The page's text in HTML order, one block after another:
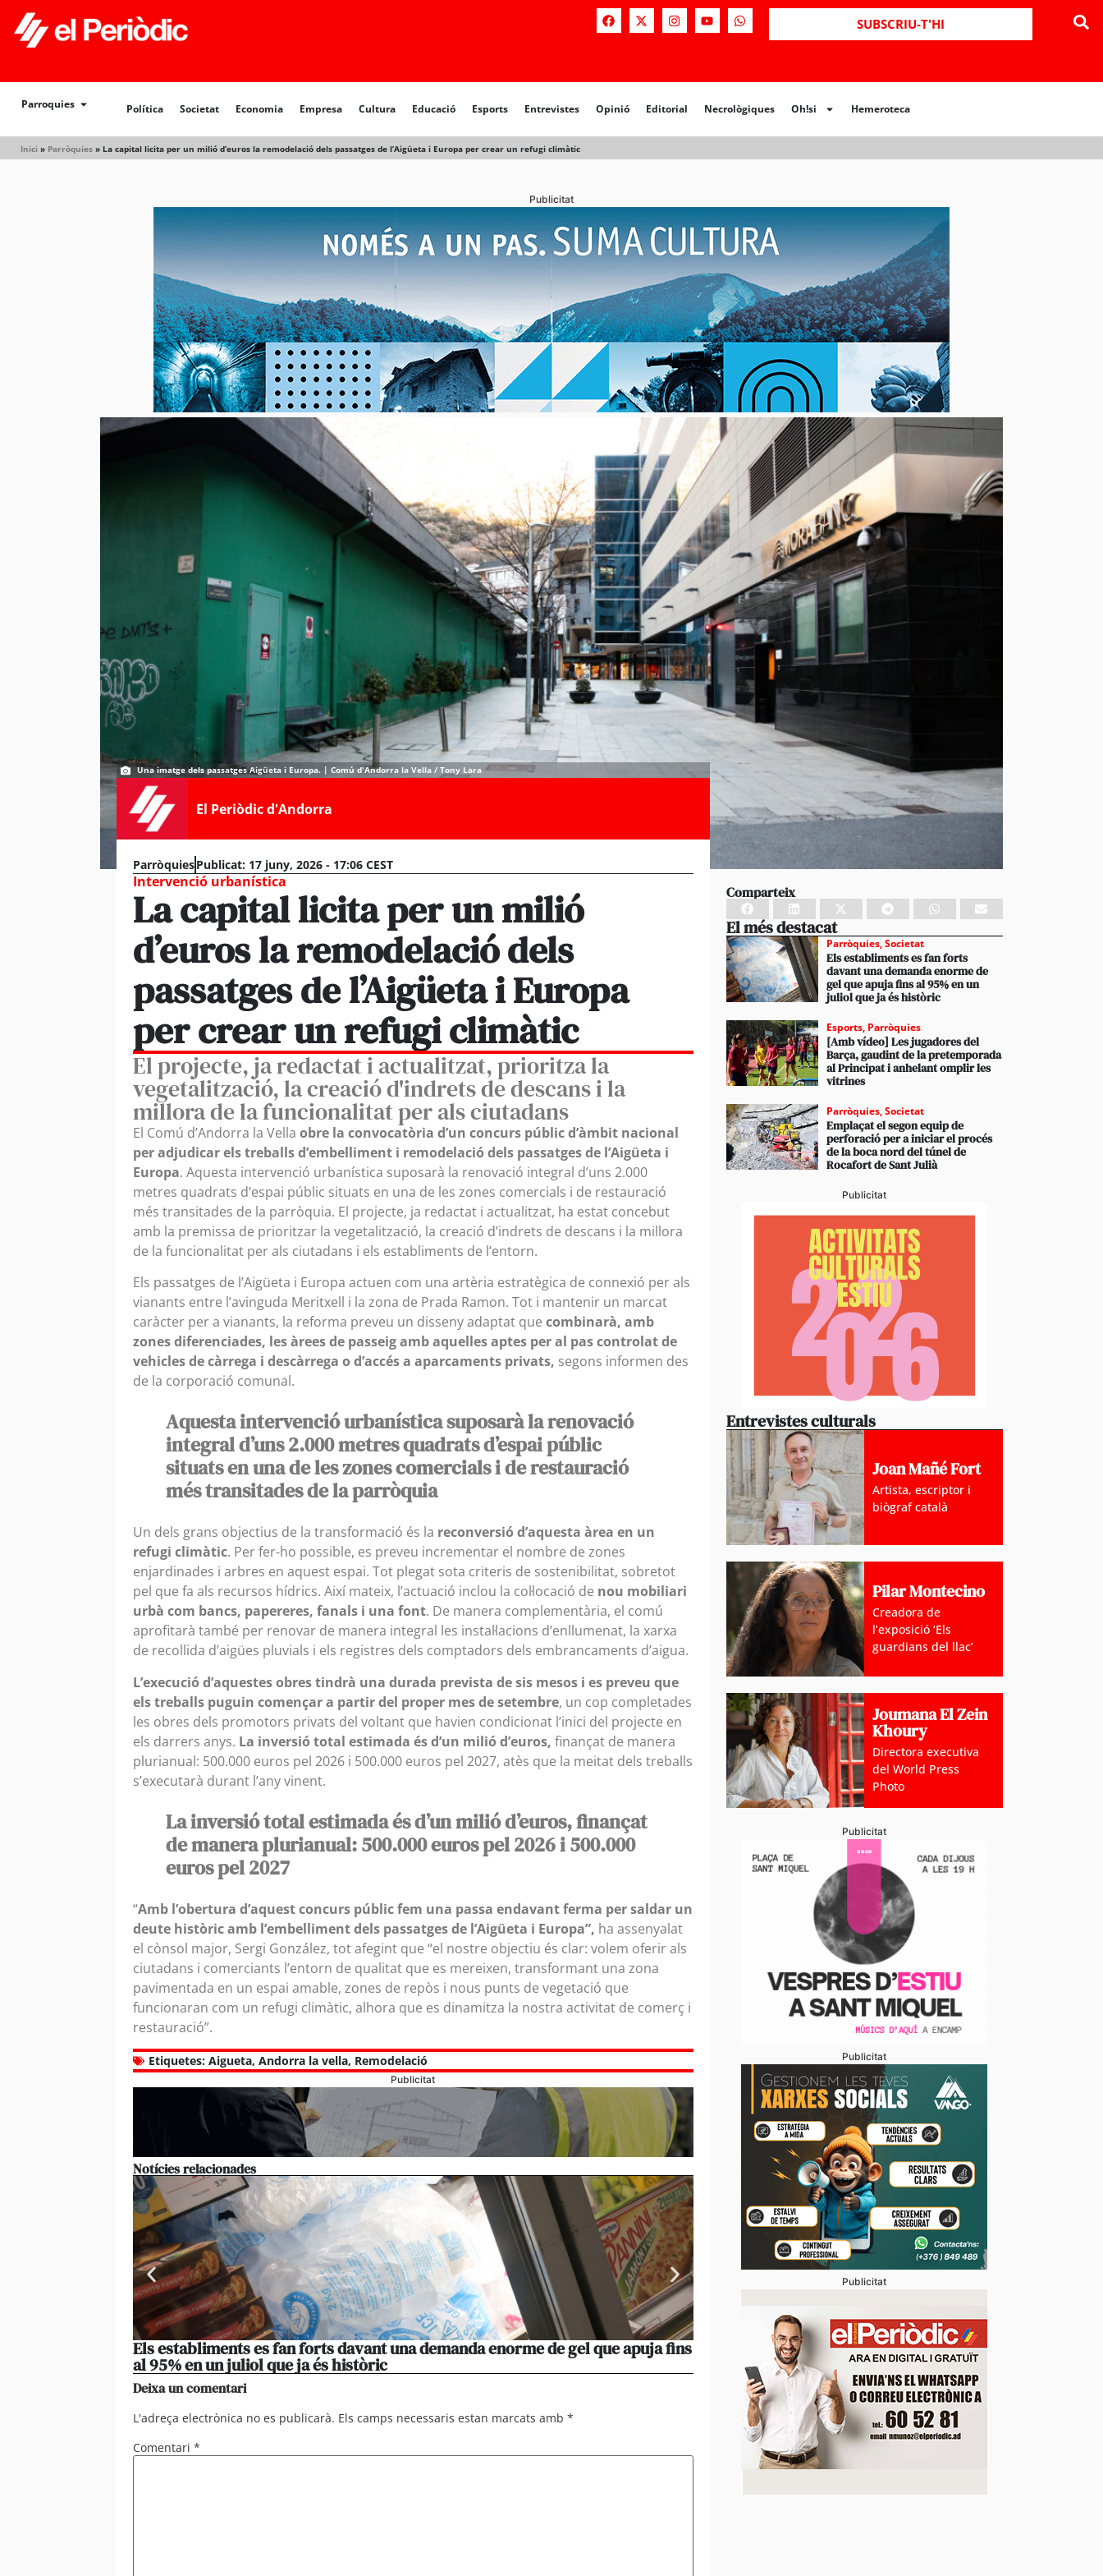
SUBSCRIU-T'HI
Parroquies Política Societat Economia Empresa Cultura Educació Esports Entrevistes Opinió Editorial Necrològiques Oh!si Hemeroteca
Inici » Parròquies » La capital licita per un milió d’euros la remodelació dels passatges de l’Aigüeta i Europa per crear un refugi climàtic
Política Societat Opinió Editorial Necrològiques Hemeroteca
Publicitat
Una imatge dels passatges Aigüeta i Europa. | Comú d'Andorra la Vella / Tony Lara
El Periòdic d'Andorra
ParròquiesPublicat: 17 juny, 2026 - 17:06 CEST
Intervenció urbanística
La capital licita per un milió
d’euros la remodelació dels
passatges de l’Aigüeta i Europa
per crear un refugi climàtic
El projecte, ja redactat i actualitzat, prioritza la
vegetalització, la creació d'indrets de descans i la
millora de la funcionalitat per als ciutadans
El Comú d’Andorra la Vella obre la convocatòria d’un concurs públic d’àmbit nacional
per adjudicar els treballs d’embelliment i remodelació dels passatges de l’Aigüeta i
Europa. Aquesta intervenció urbanística suposarà la renovació integral d’uns 2.000
metres quadrats d’espai públic situats en una de les zones comercials i de restauració
més transitades de la parròquia. El projecte, ja redactat i actualitzat, ha estat concebut
amb la premissa de prioritzar la vegetalització, la creació d’indrets de descans i la millora
de la funcionalitat per als ciutadans i els establiments de l’entorn.
Els passatges de l’Aigüeta i Europa actuen com una artèria estratègica de connexió per als
vianants entre l’avinguda Meritxell i la zona de Prada Ramon. Tot i mantenir un marcat
caràcter per a vianants, la reforma preveu un disseny adaptat que combinarà, amb
zones diferenciades, les àrees de passeig amb aquelles aptes per al pas controlat de
vehicles de càrrega i descàrrega o d’accés a aparcaments privats, segons informen des
de la corporació comunal.
Aquesta intervenció urbanística suposarà la renovació
integral d’uns 2.000 metres quadrats d’espai públic
situats en una de les zones comercials i de restauració
més transitades de la parròquia
Un dels grans objectius de la transformació és la reconversió d’aquesta àrea en un
refugi climàtic. Per fer-ho possible, es preveu incrementar el nombre de zones
enjardinades i arbres en aquest espai. Tot plegat sota criteris de sostenibilitat, sobretot
pel que fa als recursos hídrics. Així mateix, l’actuació inclou la col·locació de nou mobiliari
urbà com bancs, papereres, fanals i una font. De manera complementària, el comú
aprofitarà també per renovar de manera integral les instal·lacions d’enllumenat, la xarxa
de recollida d’aigües pluvials i els registres dels comptadors dels embrancaments d’aigua.
L’execució d’aquestes obres tindrà una durada prevista de sis mesos i es preveu que
els treballs puguin començar a partir del proper mes de setembre, un cop completades
les obres dels promotors privats del voltant que havien condicionat l’inici del projecte en
els darrers anys. La inversió total estimada és d’un milió d’euros, finançat de manera
plurianual: 500.000 euros pel 2026 i 500.000 euros pel 2027, atès que la meitat dels treballs
s’executarà durant l’any vinent.
La inversió total estimada és d’un milió d’euros, finançat
de manera plurianual: 500.000 euros pel 2026 i 500.000
euros pel 2027
“Amb l’obertura d’aquest concurs públic fem una passa endavant ferma per saldar un
deute històric amb l’embelliment dels passatges de l’Aigüeta i Europa”, ha assenyalat
el cònsol major, Sergi González, tot afegint que “el nostre objectiu és clar: volem oferir als
ciutadans i comerciants l’entorn de qualitat que es mereixen, transformant una zona
pavimentada en un espai amable, zones de repòs i nous punts de vegetació que
funcionaran com un refugi climàtic, alhora que es dinamitza la nostra activitat de comerç i
restauració”.
Etiquetes: Aigueta, Andorra la vella, Remodelació
Publicitat
Notícies relacionades
Els establiments es fan forts davant una demanda enorme de gel que apuja fins
al 95% en un juliol que ja és històric
[Amb vídeo] Les jugadores del Barça, gaudint de la
i anhelant omplir les vitrines
Deixa un comentari
L'adreça electrònica no es publicarà. Els camps necessaris estan marcats amb *
Comentari *
Comparteix
El més destacat
Parròquies,Societat
Els establiments es fan forts
davant una demanda enorme de
gel que apuja fins al 95% en un
juliol que ja és històric
Esports, Parròquies
[Amb vídeo] Les jugadores del
Barça, gaudint de la pretemporada
al Principat i anhelant omplir les
vitrines
Parròquies,Societat
Emplaçat el segon equip de
perforació per a iniciar el procés
de la boca nord del túnel de
Rocafort de Sant Julià
Publicitat
Entrevistes culturals
Joan Mañé Fort
Artista, escriptor i
biògraf català
Pilar Montecino
Creadora de
l’exposició ‘Els
guardians del llac’
Joumana El Zein
Khoury
Directora executiva
del World Press
Photo
Publicitat
Publicitat
Publicitat